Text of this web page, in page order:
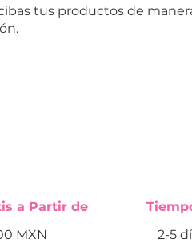
tus productos de
a Partir de
MXN
2-5